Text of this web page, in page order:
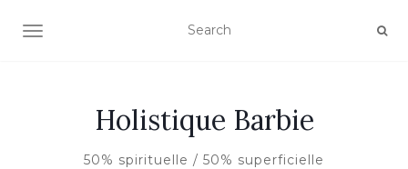
AFFICHER/MASQUER LA NAVIGATION
Holistique Barbie
50% spirituelle / 50% superficielle